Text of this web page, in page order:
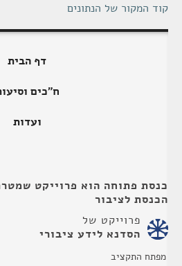
קוד המקור של הנתונים
דף הבית
ח"כים
ועדות
כנסת פתוחה הוא פרוייקט
הכנסת לציבור
פרוייקט של
הסדנא לידע ציבורי
מפתח התקציב